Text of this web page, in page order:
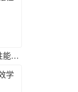
沥青基碳纤维性能检测